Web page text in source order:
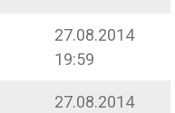
27.08.2014
19:59
27.08.2014